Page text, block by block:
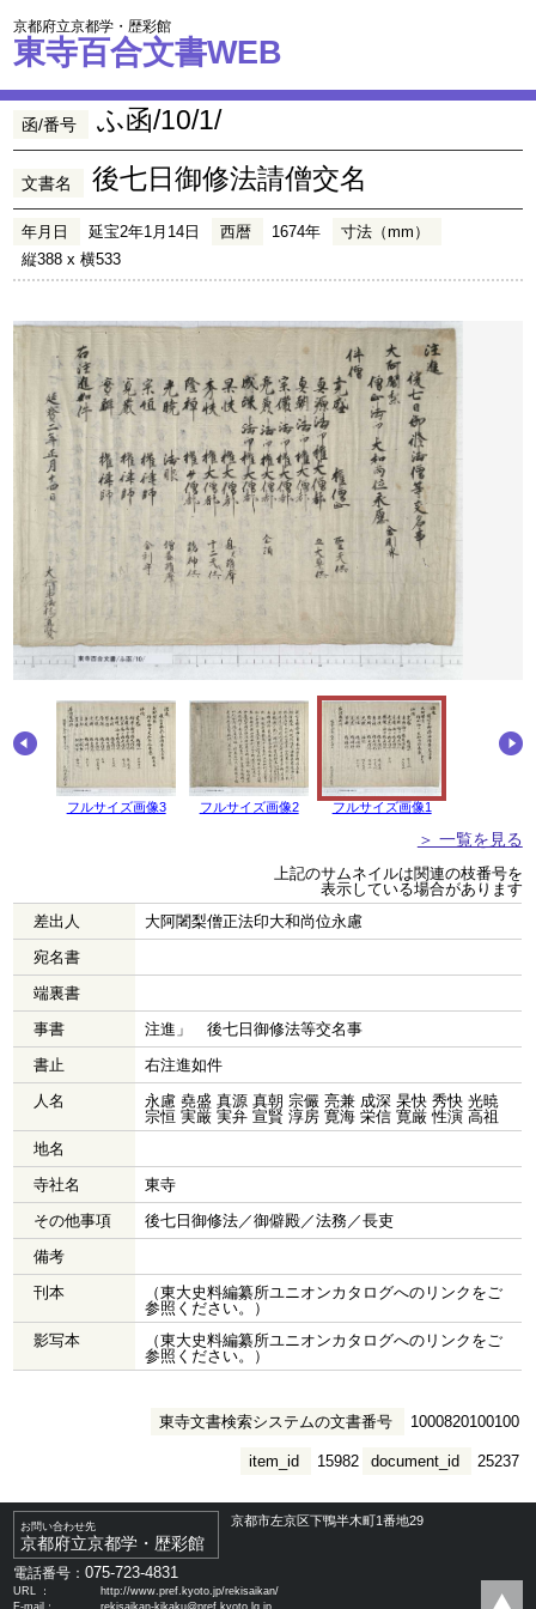
京都府立京都学・歴彩館
東寺百合文書WEB
函/番号 ふ函/10/1/
文書名 後七日御修法請僧交名
年月日 延宝2年1月14日 西暦 1674年
寸法（mm）
縦388 x 横533
フルサイズ画像3 フルサイズ画像2 フルサイズ画像1
＞ 一覧を見る
上記のサムネイルは関連の枝番号を
表示している場合があります
差出人
大阿闍梨僧正法印大和尚位永慮
宛名書
端裏書
事書
注進」 後七日御修法等交名事
書止
右注進如件
人名
永慮 堯盛 真源 真朝 宗儼 亮兼 成深 杲快 秀快 光暁
宗恒 実厳 実弁 宣賢 淳房 寛海 栄信 寛厳 性演 高祖
地名
寺社名
東寺
その他事項
後七日御修法／御僻殿／法務／長吏
備考
刊本
（東大史料編纂所ユニオンカタログへのリンクをご
参照ください。）
影写本
（東大史料編纂所ユニオンカタログへのリンクをご
参照ください。）
東寺文書検索システムの文書番号 1000820100100
document_id 25237
item_id 15982
お問い合わせ先
京都府立京都学・歴彩館
京都市左京区下鴨半木町1番地29
電話番号：075-723-4831
URL ：
http://www.pref.kyoto.jp/rekisaikan/
E-mail：
rekisaikan-kikaku@pref.kyoto.lg.jp